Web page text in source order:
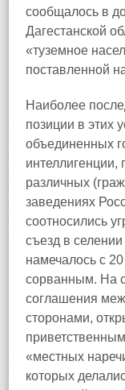
сообщалось в
Дагестанской
«туземное
поставленной
Наиболее
позиции в этих
объединенных
различных
заведениях
соотносились
съезд в
намечалось с 20
сорванным. На
соглашения
сторонами,
«местных
которых